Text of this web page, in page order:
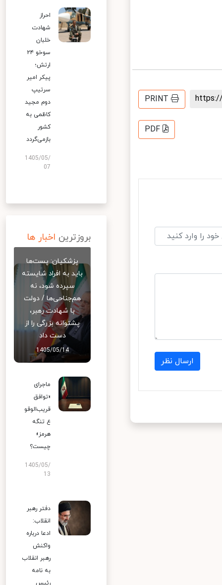
PRINT
PDF
ارسال نظر
احراز
شهادت
خلبان
سوخو ۲۴
ارتش؛
پیکر امیر
سرتیپ
دوم مجید
کاظمی به
کشور
بازمی‌گردد
1405/05/
07
بروزترین اخبار ها
پزشکیان: پست‌ها
باید به افراد شایسته
سپرده شود، نه
هم‌جناحی‌ها / دولت
با شهادت رهبر،
پشتوانه بزرگی را از
دست داد
1405/05/14
ماجرای
«توافق
قریب‌الوقو
ع تنگه
هرمز»
چیست؟
1405/05/
13
دفتر رهبر
انقلاب:
ادعا درباره
واکنش
رهبر انقلاب
به نامه
رئیس